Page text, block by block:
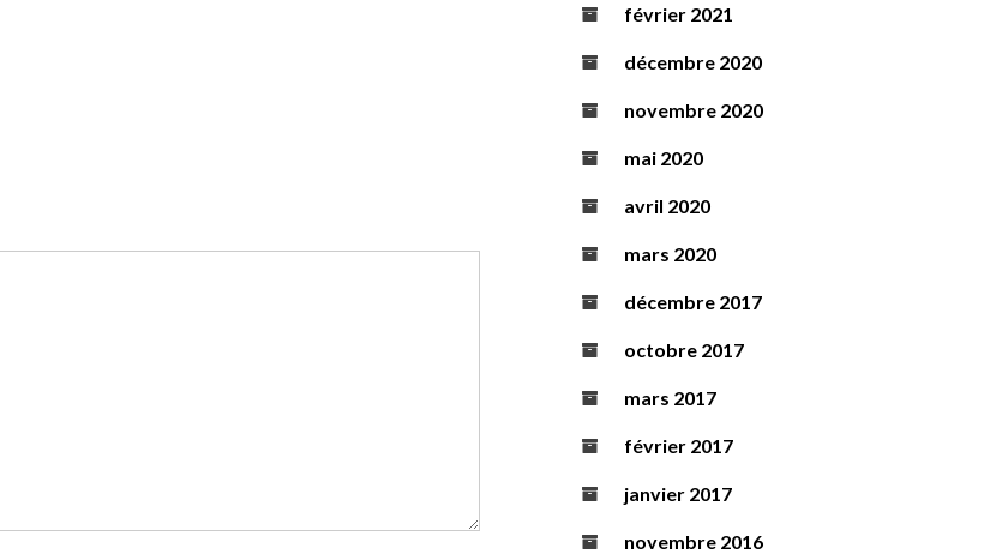
février 2021
décembre 2020
novembre 2020
mai 2020
avril 2020
mars 2020
décembre 2017
octobre 2017
mars 2017
février 2017
janvier 2017
novembre 2016